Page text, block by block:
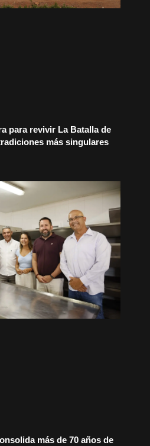
para revivir La Batalla de
más singulares
más de 70 años de